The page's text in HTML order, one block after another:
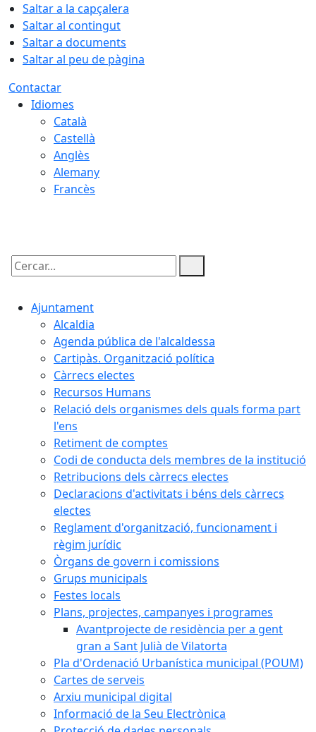
Saltar a la capçalera
Saltar al contingut
Saltar a documents
Saltar al peu de pàgina
Contactar
Idiomes
Català
Castellà
Anglès
Alemany
Francès
Cercar:
Ajuntament
Alcaldia
Agenda pública de l'alcaldessa
Cartipàs. Organització política
Càrrecs electes
Recursos Humans
Relació dels organismes dels quals forma part
l'ens
Retiment de comptes
Codi de conducta dels membres de la institució
Retribucions dels càrrecs electes
Declaracions d'activitats i béns dels càrrecs
electes
Reglament d'organització, funcionament i
règim jurídic
Òrgans de govern i comissions
Grups municipals
Festes locals
Plans, projectes, campanyes i programes
Avantprojecte de residència per a gent
gran a Sant Julià de Vilatorta
Pla d'Ordenació Urbanística municipal (POUM)
Cartes de serveis
Arxiu municipal digital
Informació de la Seu Electrònica